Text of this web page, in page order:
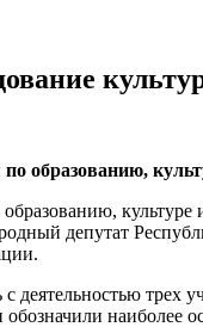
депутат
с деятельностью
наиболее